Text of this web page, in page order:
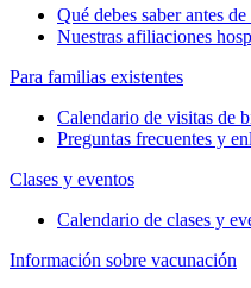
Qué debes saber antes
Nuestras afiliaciones
Para familias existentes
Calendario de visitas de
Preguntas frecuentes y
Clases y eventos
Calendario de clases y
Información sobre vacunación